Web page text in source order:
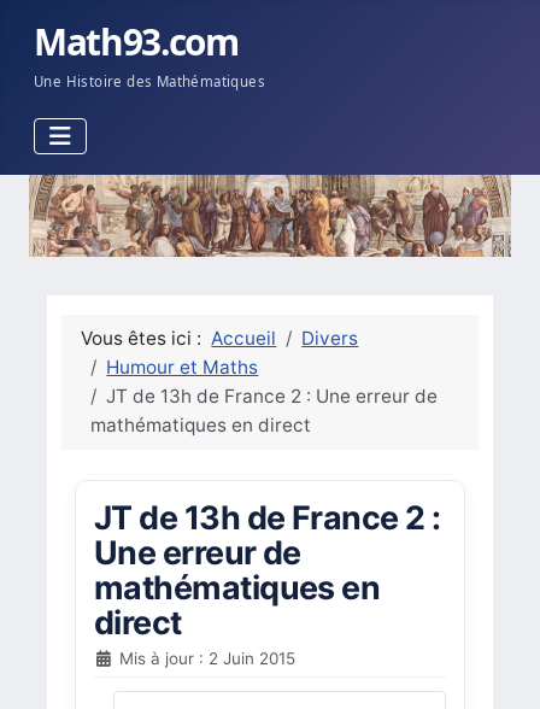
Math93.com
Une Histoire des Mathématiques
Vous êtes ici : Accueil
Divers
Humour et Maths
JT de 13h de France 2 : Une erreur de
mathématiques en direct
JT de 13h de France 2 :
Une erreur de
mathématiques en
direct
Mis à jour : 2 Juin 2015